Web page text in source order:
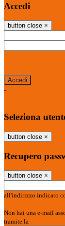
Accedi
button close ×
-
Seleziona
button close ×
Recupero
button close ×
all'indirizzo indicato
Non hai una e-mail
tramite la